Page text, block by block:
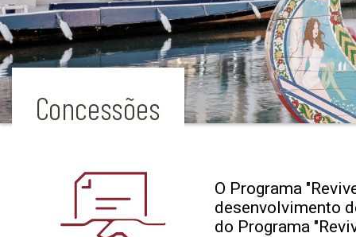
Concessões
O Programa
desenvolvimento
do Programa